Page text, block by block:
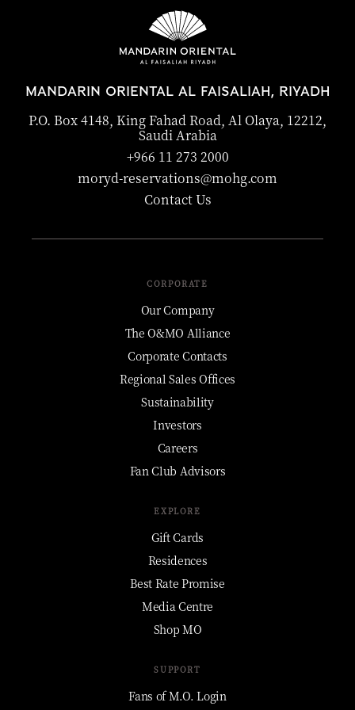
MANDARIN ORIENTAL AL FAISALIAH, RIYADH
P.O. Box 4148, King Fahad Road, Al Olaya, 12212,
Saudi Arabia
+966 11 273 2000
moryd-reservations@mohg.com
Contact Us
CORPORATE
Our Company
The O&MO Alliance
Corporate Contacts
Regional Sales Offices
Sustainability
Investors
Careers
Fan Club Advisors
EXPLORE
Gift Cards
Residences
Best Rate Promise
Media Centre
Shop MO
SUPPORT
Fans of M.O. Login